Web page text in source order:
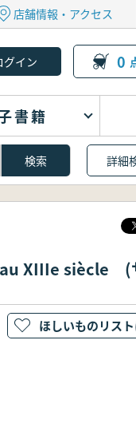
店舗情報・アクセス
0
書籍
詳細
XIIIe siècle (
ほしいものリス